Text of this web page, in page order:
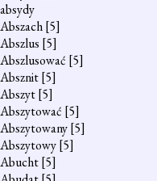
absydy
Abszach[5]
Abszlus [5]
Abszlusować [5]
Absznit[5]
Abszyt[5]
Abszytować [5]
Abszytowany[5]
Abszytowy[5]
Abucht[5]